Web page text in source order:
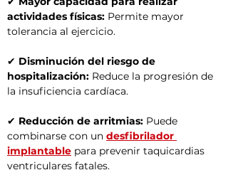
actividades físicas: Permite mayor
tolerancia al ejercicio.
✔ Disminución del riesgo de
hospitalización: Reduce la progresión de
la insuficiencia cardíaca.
✔ Reducción de arritmias: Puede
combinarse con un desfibrilador
implantable para prevenir taquicardias
ventriculares fatales.